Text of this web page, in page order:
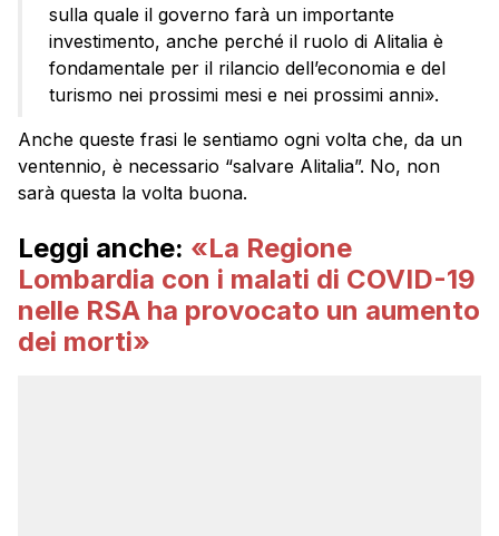
sulla quale il governo farà un importante
investimento, anche perché il ruolo di Alitalia è
fondamentale per il rilancio dell’economia e del
turismo nei prossimi mesi e nei prossimi anni».
Anche queste frasi le sentiamo ogni volta che, da un
ventennio, è necessario “salvare Alitalia”. No, non
sarà questa la volta buona.
Leggi anche: «La Regione
Lombardia con i malati di COVID-19
nelle RSA ha provocato un aumento
dei morti»